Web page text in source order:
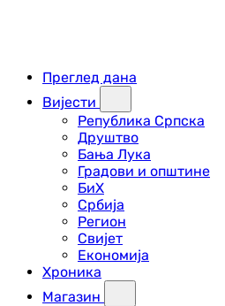
Преглед дана
Вијести
Република Српска
Друштво
Бања Лука
Градови и општине
БиХ
Србија
Регион
Свијет
Економија
Хроника
Магазин